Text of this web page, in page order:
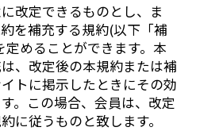
改定できるものとし、ま
を補充する規約(以下「補
めることができます。本
、改定後の本規約または補
トに掲示したときにその効
。この場合、会員は、改定
に従うものと致します。